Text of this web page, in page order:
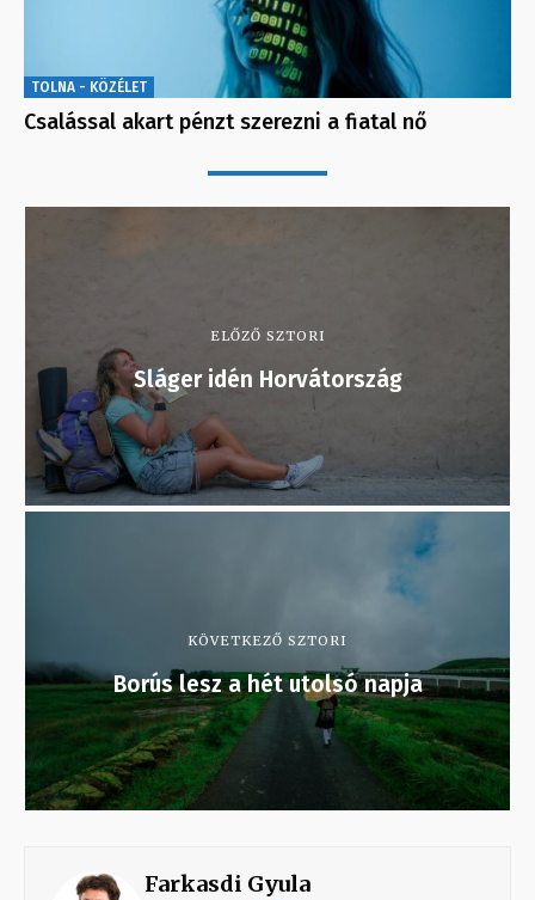
TOLNA - KÖZÉLET
Csalással akart pénzt szerezni a fiatal nő
ELŐZŐ SZTORI
Sláger idén Horvátország
KÖVETKEZŐ SZTORI
Borús lesz a hét utolsó napja
Farkasdi Gyula